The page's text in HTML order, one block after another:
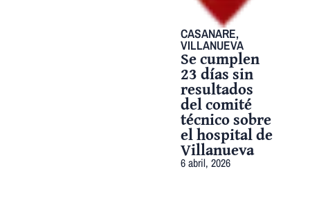
CASANARE,
VILLANUEVA
Se cumplen
23 días sin
resultados
del comité
técnico sobre
el hospital de
Villanueva
6 abril, 2026